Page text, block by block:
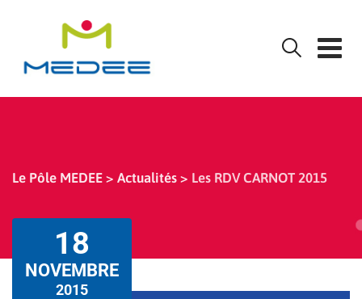
Le Pôle MEDEE > Actualités > Les RDV CARNOT 2015
18
NOVEMBRE
2015